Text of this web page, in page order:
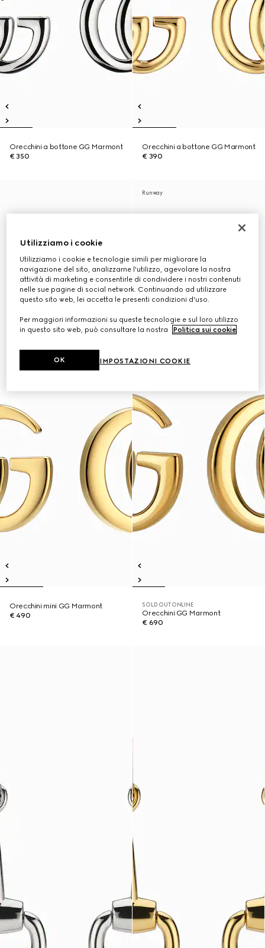
Orecchini a bottone GG Marmont
€ 350
Orecchini a bottone GG Marmont
€ 390
Orecchini mini GG Marmont
€ 490
Runway
SOLD OUT ONLINE
Orecchini GG Marmont
€ 690
Utilizziamo i cookie
Utilizziamo i cookie e tecnologie simili per migliorare la
navigazione del sito, analizzarne l'utilizzo, agevolare la nostra
attività di marketing e consentirle di condividere i nostri contenuti
nelle sue pagine di social network. Continuando ad utilizzare
questo sito web, lei accetta le presenti condizioni d'uso.
Per maggiori informazioni su queste tecnologie e sul loro utilizzo
in questo sito web, può consultare la nostra
Politica sui cookie
IMPOSTAZIONI COOKIE
OK